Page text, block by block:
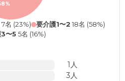
7名 (23%) 要介護1〜2 18名 (58%)
〜5 5名 (16%)
1人
3人